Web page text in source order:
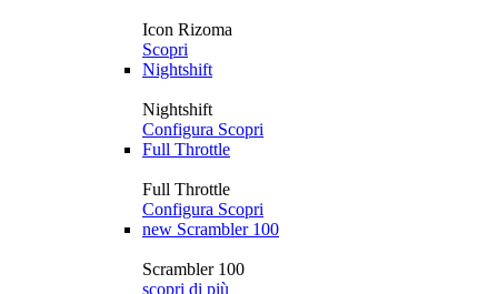
Icon Rizoma
Scopri
Nightshift
Nightshift
Configura Scopri
Full Throttle
Full Throttle
Configura Scopri
new Scrambler 100
Scrambler 100
scopri di più